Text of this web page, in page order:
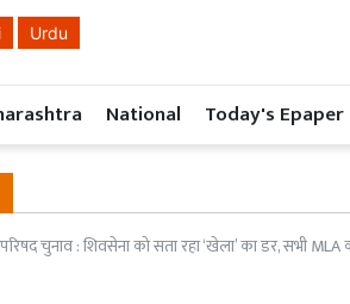
Urdu
National Today's Epaper
परिषद चुनाव : शिवसेना को सता रहा ‘खेला’ का डर, सभी